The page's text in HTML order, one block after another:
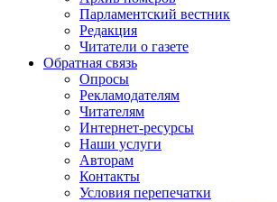
Парламентский вестник
Редакция
Читатели о газете
Обратная связь
Опросы
Рекламодателям
Читателям
Интернет-ресурсы
Наши услуги
Авторам
Контакты
Условия перепечатки